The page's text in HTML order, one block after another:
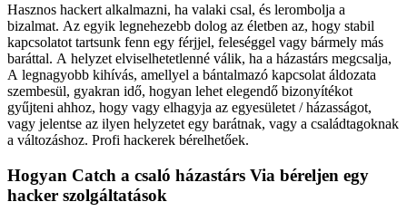
Hasznos hackert alkalmazni, ha valaki csal, és lerombolja a
bizalmat. Az egyik legnehezebb dolog az életben az, hogy stabil
kapcsolatot tartsunk fenn egy férjjel, feleséggel vagy bármely más
baráttal. A helyzet elviselhetetlenné válik, ha a házastárs megcsalja,
A legnagyobb kihívás, amellyel a bántalmazó kapcsolat áldozata
szembesül, gyakran idő, hogyan lehet elegendő bizonyítékot
gyűjteni ahhoz, hogy vagy elhagyja az egyesületet / házasságot,
vagy jelentse az ilyen helyzetet egy barátnak, vagy a családtagoknak
a változáshoz. Profi hackerek bérelhetőek.
Hogyan Catch a csaló házastárs Via béreljen egy
hacker szolgáltatások